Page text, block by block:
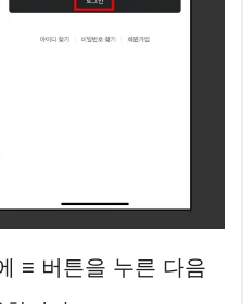
≡ 버튼을 누른 다음